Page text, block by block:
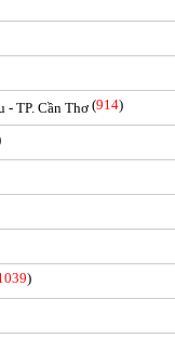
- TP. Cần Thơ (914)
)